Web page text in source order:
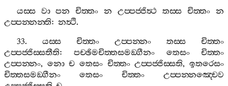
යස‍්ස වා පන චිත‍්තං න උප‍්පජ‍්ජිත්‍ථ තස‍්ස චිත‍්තං න
උප‍්පන‍්නන‍්ති: නත්‍ථි.
33. යස‍්ස චිත‍්තං උප‍්පන‍්නං තස‍්ස
චිත‍්තං
උප‍්පජ‍්ජිස‍්සතීති:පච‍්ඡිමචිත‍්තසමඞ‍්ගීනං තෙසං
චිත‍්තං
උප‍්පන‍්නං, නො ච තෙසං චිත‍්තං උප‍්පජ‍්ජිස‍්සති,ඉතරෙසං
චිත‍්තසමඞ‍්ගීනං
තෙසං චිත‍්තං
උප‍්පන‍්නඤ‍්චෙව